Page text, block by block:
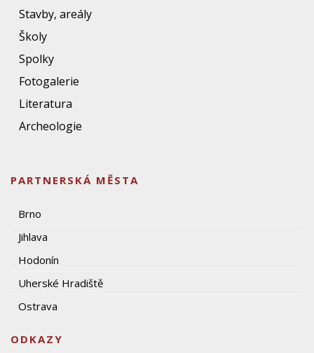
Stavby, areály
Školy
Spolky
Fotogalerie
Literatura
Archeologie
PARTNERSKÁ MĚSTA
Brno
Jihlava
Hodonín
Uherské Hradiště
Ostrava
ODKAZY